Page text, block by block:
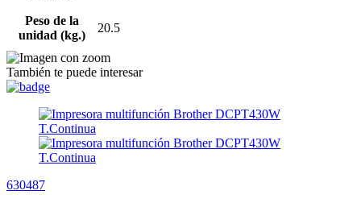
Peso de la
unidad (kg.)
20.5
También te puede interesar
630487